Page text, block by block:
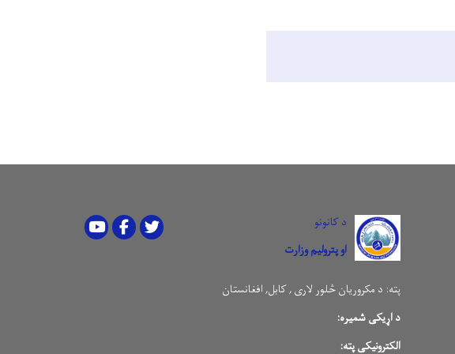
د کانونو
او پترولیم وزارت
YoutubeFacebook
پته: د مکروریان څلور لاری , کابل, افغانستان
د اړیکی شمیره:
الکترونیکی پته: